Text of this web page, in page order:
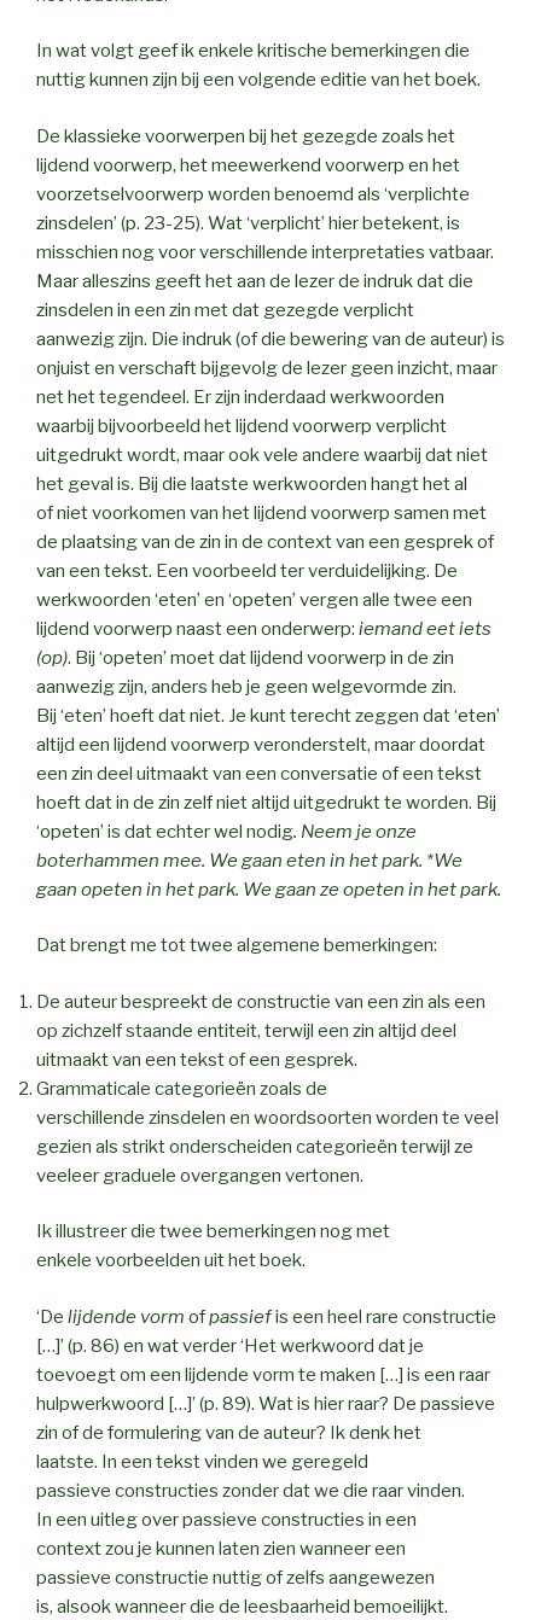
In wat volgt geef ik enkele kritische bemerkingen die
nuttig kunnen zijn bij een volgende editie van het boek.
De klassieke voorwerpen bij het gezegde zoals het
lijdend voorwerp, het meewerkend voorwerp en het
voorzetselvoorwerp worden benoemd als ‘verplichte
zinsdelen’ (p. 23-25). Wat ‘verplicht’ hier betekent, is
misschien nog voor verschillende interpretaties vatbaar.
Maar alleszins geeft het aan de lezer de indruk dat die
zinsdelen in een zin met dat gezegde verplicht
aanwezig zijn. Die indruk (of die bewering van de auteur) is
onjuist en verschaft bijgevolg de lezer geen inzicht, maar
net het tegendeel. Er zijn inderdaad werkwoorden
waarbij bijvoorbeeld het lijdend voorwerp verplicht
uitgedrukt wordt, maar ook vele andere waarbij dat niet
het geval is. Bij die laatste werkwoorden hangt het al
of niet voorkomen van het lijdend voorwerp samen met
de plaatsing van de zin in de context van een gesprek of
van een tekst. Een voorbeeld ter verduidelijking. De
werkwoorden ‘eten’ en ‘opeten’ vergen alle twee een
lijdend voorwerp naast een onderwerp: iemand eet iets
(op). Bij ‘opeten’ moet dat lijdend voorwerp in de zin
aanwezig zijn, anders heb je geen welgevormde zin.
Bij ‘eten’ hoeft dat niet. Je kunt terecht zeggen dat ‘eten’
altijd een lijdend voorwerp veronderstelt, maar doordat
een zin deel uitmaakt van een conversatie of een tekst
hoeft dat in de zin zelf niet altijd uitgedrukt te worden. Bij
‘opeten’ is dat echter wel nodig. Neem je onze
boterhammen mee. We gaan eten in het park. *We
gaan opeten in het park. We gaan ze opeten in het park.
Dat brengt me tot twee algemene bemerkingen:
De auteur bespreekt de constructie van een zin als een
op zichzelf staande entiteit, terwijl een zin altijd deel
uitmaakt van een tekst of een gesprek.
Grammaticale categorieën zoals de
verschillende zinsdelen en woordsoorten worden te veel
gezien als strikt onderscheiden categorieën terwijl ze
veeleer graduele overgangen vertonen.
Ik illustreer die twee bemerkingen nog met
enkele voorbeelden uit het boek.
‘De lijdende vorm ofpassiefis een heel rare constructie
[…]’ (p. 86) en wat verder ‘Het werkwoord dat je
toevoegt om een lijdende vorm te maken […] is een raar
hulpwerkwoord […]’ (p. 89). Wat is hier raar? De passieve
zin of de formulering van de auteur? Ik denk het
laatste. In een tekst vinden we geregeld
passieve constructies zonder dat we die raar vinden.
In een uitleg over passieve constructies in een
context zou je kunnen laten zien wanneer een
passieve constructie nuttig of zelfs aangewezen
is, alsook wanneer die de leesbaarheid bemoeilijkt.